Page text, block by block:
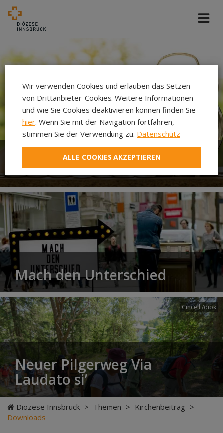
Wirtschaftsfaktor Kirche
Mach den Unterschied
Cincelli/dibk
Neuer Pilgerweg Via
Laudato si’
Diözese Innsbruck > Themen > Kirchenbeitrag >
Downloads
Wir verwenden Cookies und erlauben das Setzen
von Drittanbieter-Cookies. Weitere Informationen
und wie Sie Cookies deaktivieren können finden Sie
hier. Wenn Sie mit der Navigation fortfahren,
stimmen Sie der Verwendung zu. Datenschutz
ALLE COOKIES AKZEPTIEREN